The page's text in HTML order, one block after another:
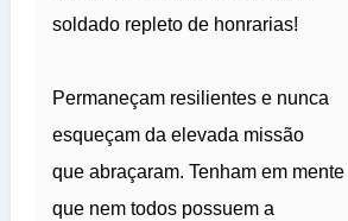
soldado repleto de honrarias!
Permaneçam resilientes e nunca
esqueçam da elevada missão
que abraçaram. Tenham em mente
que nem todos possuem a